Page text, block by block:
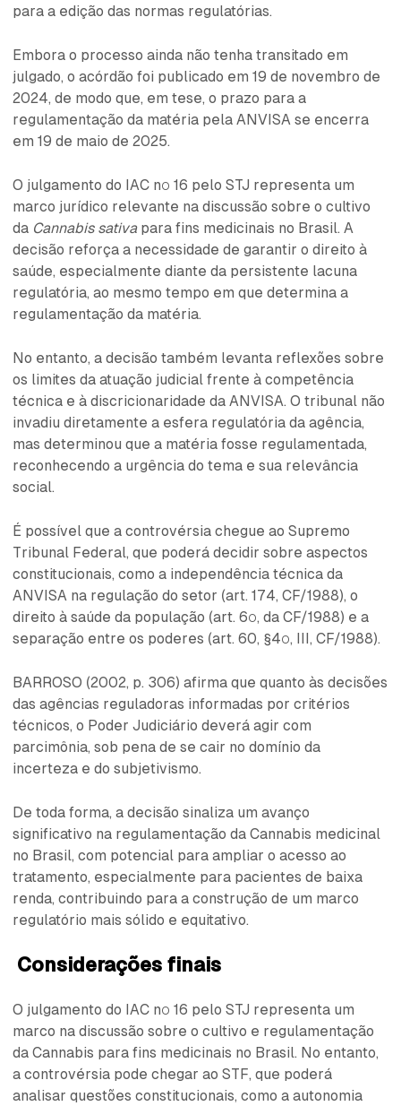
para a edição das normas regulatórias.
Embora o processo ainda não tenha transitado em
julgado, o acórdão foi publicado em 19 de novembro de
2024, de modo que, em tese, o prazo para a
regulamentação da matéria pela ANVISA se encerra
em 19 de maio de 2025.
O julgamento do IAC nº 16 pelo STJ representa um
marco jurídico relevante na discussão sobre o cultivo
da Cannabis sativapara fins medicinais no Brasil. A
decisão reforça a necessidade de garantir o direito à
saúde, especialmente diante da persistente lacuna
regulatória, ao mesmo tempo em que determina a
regulamentação da matéria.
No entanto, a decisão também levanta reflexões sobre
os limites da atuação judicial frente à competência
técnica e à discricionaridade da ANVISA. O tribunal não
invadiu diretamente a esfera regulatória da agência,
mas determinou que a matéria fosse regulamentada,
reconhecendo a urgência do tema e sua relevância
social.
É possível que a controvérsia chegue ao Supremo
Tribunal Federal, que poderá decidir sobre aspectos
constitucionais, como a independência técnica da
ANVISA na regulação do setor (art. 174, CF/1988), o
direito à saúde da população (art. 6º, da CF/1988) e a
separação entre os poderes (art. 60, §4º, III, CF/1988).
BARROSO (2002, p. 306) afirma que quanto às decisões
das agências reguladoras informadas por critérios
técnicos, o Poder Judiciário deverá agir com
parcimônia, sob pena de se cair no domínio da
incerteza e do subjetivismo.
De toda forma, a decisão sinaliza um avanço
significativo na regulamentação da Cannabis medicinal
no Brasil, com potencial para ampliar o acesso ao
tratamento, especialmente para pacientes de baixa
renda, contribuindo para a construção de um marco
regulatório mais sólido e equitativo.
Considerações finais
O julgamento do IAC nº 16 pelo STJ representa um
marco na discussão sobre o cultivo e regulamentação
da Cannabis para fins medicinais no Brasil. No entanto,
a controvérsia pode chegar ao STF, que poderá
analisar questões constitucionais, como a autonomia